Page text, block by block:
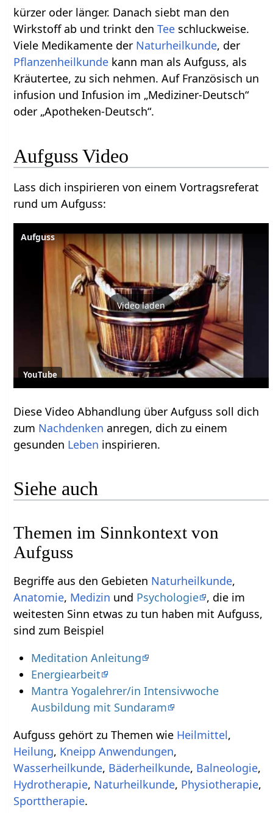
kürzer oder länger. Danach siebt man den
Wirkstoff ab und trinkt denTee schluckweise.
Viele Medikamente der Naturheilkunde, der
Pflanzenheilkunde kann man als Aufguss, als
Kräutertee, zu sich nehmen. Auf Französisch un
infusion und Infusion im „Mediziner-Deutsch“
oder „Apotheken-Deutsch“.
Aufguss Video
Lass dich inspirieren von einem Vortragsreferat
rund um Aufguss:
Aufguss
Video laden
YouTube
Diese Video Abhandlung über Aufguss soll dich
zum Nachdenken anregen, dich zu einem
gesunden Leben inspirieren.
Siehe auch
Themen im Sinnkontext von
Aufguss
Begriffe aus den Gebieten Naturheilkunde,
Anatomie, Medizin und Psychologie , die im
weitesten Sinn etwas zu tun haben mit Aufguss,
sind zum Beispiel
Meditation Anleitung
Energiearbeit
Mantra Yogalehrer/in Intensivwoche
Ausbildung mit Sundaram
Aufguss gehört zu Themen wie Heilmittel,
Heilung, Kneipp Anwendungen,
Wasserheilkunde, Bäderheilkunde, Balneologie,
Hydrotherapie, Naturheilkunde, Physiotherapie,
Sporttherapie.